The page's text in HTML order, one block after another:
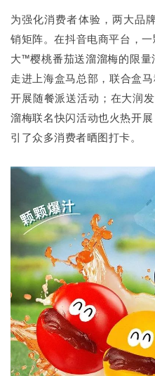
为强化消费者体验，两大品
销矩阵。在抖音电商平台，
大™樱桃番茄送溜溜梅的限
走进上海盒马总部，联合盒
开展随餐派送活动；在大润
溜梅联名快闪活动也火热开
引了众多消费者晒图打卡。